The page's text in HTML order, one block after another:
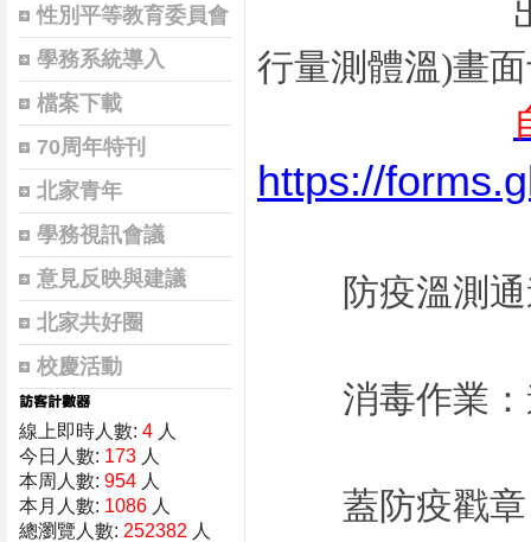
性別平等教育委員會
學務系統導入
檔案下載
70周年特刊
北家青年
學務視訊會議
意見反映與建議
北家共好圈
校慶活動
線上即時人數: 4 人
今日人數: 173 人
本周人數: 954 人
本月人數: 1086 人
總瀏覽人數: 252382 人
出示登
行量測體溫)畫面
https://
防疫溫測通
消毒作業：
蓋防疫戳章